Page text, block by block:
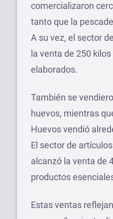
comercializaron
tanto que la
A su vez, el sector
la venta de 250
elaborados.
También se
huevos, mientras
Huevos vendió
El sector de
alcanzó la venta de
productos
Estas ventas reflejan